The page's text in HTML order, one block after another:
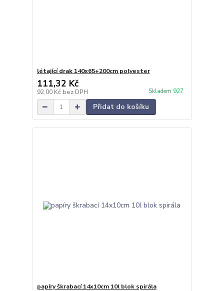
létající drak 140x65+200cm polyester
111,32 Kč
92,00 Kč bez DPH Skladem 927
Přidat do košíku
papíry škrabací 14x10cm 10l blok spirála